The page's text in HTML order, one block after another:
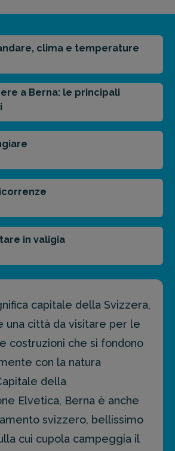
Medio Punti chiave
di viaggio.
clima e temperature
a Berna: le principali
in valigia
capitale della Svizzera,
una città da visitare per le
costruzioni che si fondono
con la natura
della
Elvetica, Berna è anche
svizzero, bellissimo
cui cupola campeggia il